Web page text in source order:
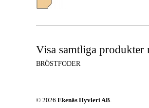
Visa samtliga produkter
BRÖSTFODER
© 2026 Ekenäs Hyvleri AB.